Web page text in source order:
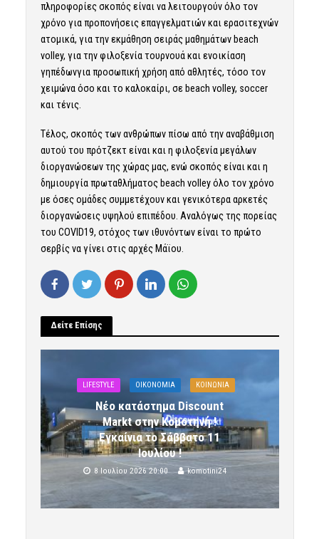
πληροφορίες σκοπός είναι να λειτουργούν όλο τον
χρόνο για προπονήσεις επαγγελματιών και ερασιτεχνών
ατομικά, για την εκμάθηση σειράς μαθημάτων beach
volley, για την φιλοξενία τουρνουά και ενοικίαση
γηπέδωνγια προσωπική χρήση από αθλητές, τόσο τον
χειμώνα όσο και το καλοκαίρι, σε beach volley, soccer
και τένις.
Τέλος, σκοπός των ανθρώπων πίσω από την αναβάθμιση
αυτού του πρότζεκτ είναι και η φιλοξενία μεγάλων
διοργανώσεων της χώρας μας, ενώ σκοπός είναι και η
δημιουργία πρωταθλήματος beach volley όλο τον χρόνο
με όσες ομάδες συμμετέχουν και γενικότερα αρκετές
διοργανώσεις υψηλού επιπέδου. Αναλόγως της πορείας
του COVID19, στόχος των ιθυνόντων είναι το πρώτο
σερβίς να γίνει στις αρχές Μάϊου.
Δείτε Επίσης
LIFESTYLE OIKONOMIA ΚΟΙΝΩΝΙΑ
Νέο κατάστημα Discount
Markt στην Κομοτηνή !
Εγκαίνια το Σάββατο 11
Ιουλίου !
8 Ιουλίου 2026 20:00 komotini24